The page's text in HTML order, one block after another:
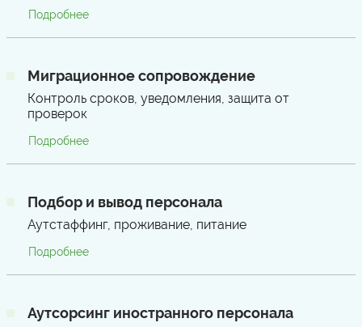
Подробнее
Миграционное сопровождение
Контроль сроков, уведомления, защита от
проверок
Подробнее
Подбор и вывод персонала
Аутстаффинг, проживание, питание
Подробнее
Аутсорсинг иностранного персонала